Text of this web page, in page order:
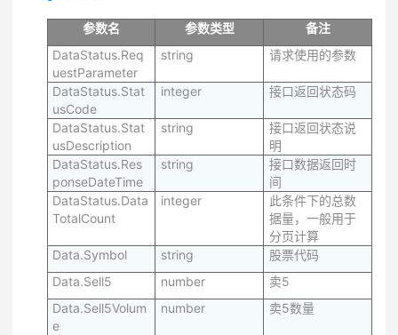
参数名 参数类型
备注
DataStatus.Req
uestParameter
string 请求使用的参数
DataStatus.Stat
usCode
integer 接口返回状态码
DataStatus.Stat
usDescription
string
接口返回状态说
明
DataStatus.Res
ponseDateTime
string
接口数据返回时
间
DataStatus.Data
TotalCount
integer
此条件下的总数
据量，一般用于
分页计算
Data.Symbol
string
股票代码
Data.Sell5
number
卖5
Data.Sell5Volum
e
number 卖5数量